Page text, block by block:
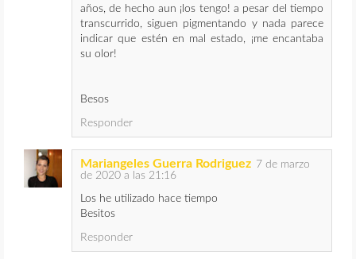
años, de hecho aun ¡los tengo! a pesar del tiempo
transcurrido, siguen pigmentando y nada parece
indicar que estén en mal estado, ¡me encantaba
su olor!
Besos
Responder
Mariangeles Guerra Rodriguez 7 de marzo
de 2020 a las 21:16
Los he utilizado hace tiempo
Besitos
Responder